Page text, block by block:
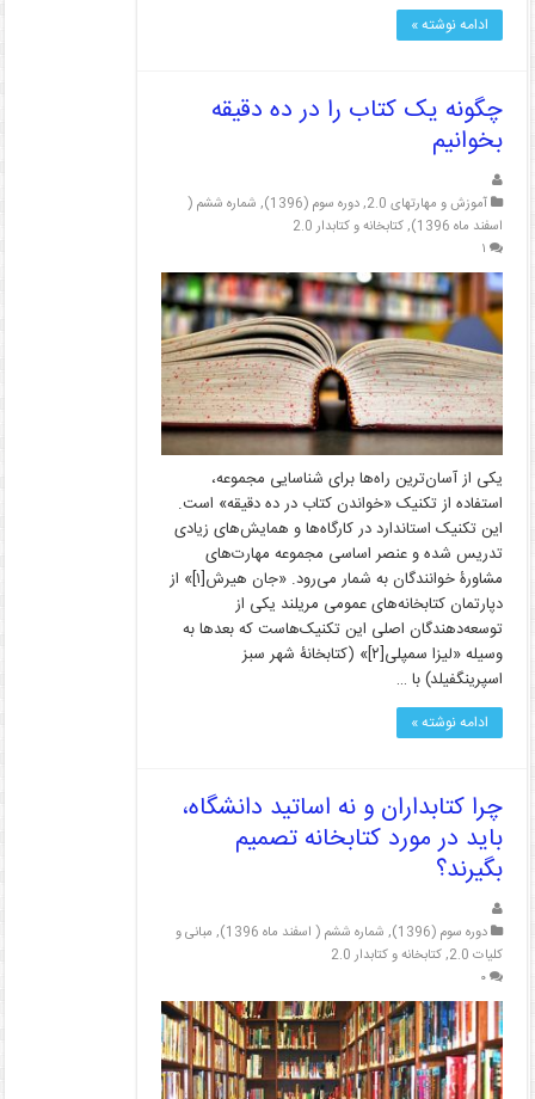
ادامه نوشته »
چگونه یک کتاب را در ده دقیقه
بخوانیم
آموزش و مهارتهای 2.0 ,دوره سوم (1396) , شماره ششم (
اسفند ماه 1396)
,کتابخانه و کتابدار 2.0
۱
یکی از آسان‌ترین راه‌ها برای شناسایی مجموعه‌،
استفاده از تکنیک «خواندن کتاب در ده دقیقه» است.
این تکنیک استاندارد در کارگاه‌ها و همایش‌های زیادی
تدریس شده و عنصر اساسی مجموعه مهارت‌های
مشاورۀ خوانندگان به شمار می‌رود. «جان هیرش[۱]» از
دپارتمان کتابخانه‌های عمومی مریلند یکی از
توسعه‌دهندگان اصلی این تکنیک‌هاست که بعدها به
وسیله «لیزا سمپلی[۲]» (کتابخانۀ شهر سبز
اسپرینگفیلد) با …
ادامه نوشته »
چرا کتابداران و نه اساتید دانشگاه،
باید در مورد کتابخانه‌ تصمیم
بگیرند؟
دوره سوم (1396) , شماره ششم ( اسفند ماه 1396) , مبانی و
کلیات 2.0
,کتابخانه و کتابدار 2.0
۰